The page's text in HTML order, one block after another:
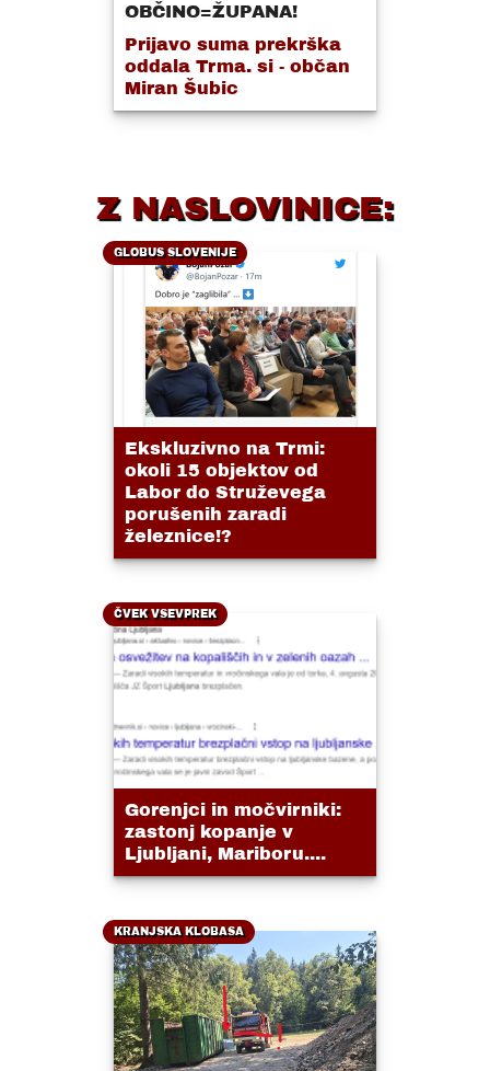
OBČINO=ŽUPANA!
Prijavo suma prekrška
oddala Trma. si - občan
Miran Šubic
Z NASLOVINICE:
GLOBUS SLOVENIJE
Ekskluzivno na Trmi:
okoli 15 objektov od
Labor do Struževega
porušenih zaradi
železnice!?
ČVEK VSEVPREK
Gorenjci in močvirniki:
zastonj kopanje v
Ljubljani, Mariboru....
KRANJSKA KLOBASA